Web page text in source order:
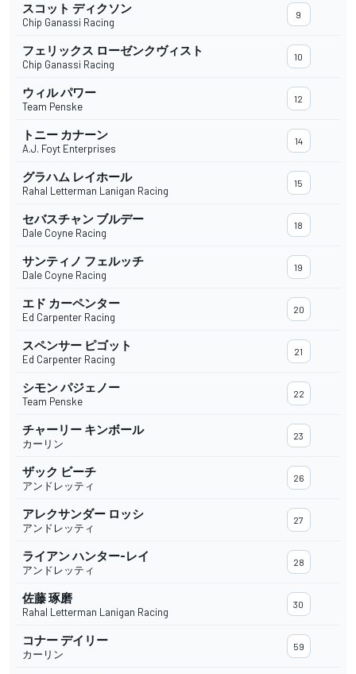
スコット ディクソン
Chip Ganassi Racing
9
フェリックス ローゼンクヴィスト
Chip Ganassi Racing
10
ウィル パワー
Team Penske
12
トニー カナーン
A.J. Foyt Enterprises
14
グラハム レイホール
Rahal Letterman Lanigan Racing
15
セバスチャン ブルデー
Dale Coyne Racing
18
サンティノ フェルッチ
Dale Coyne Racing
19
エド カーペンター
Ed Carpenter Racing
20
スペンサー ピゴット
Ed Carpenter Racing
21
シモン パジェノー
Team Penske
22
チャーリー キンボール
カーリン
23
ザック ビーチ
アンドレッティ
26
アレクサンダー ロッシ
アンドレッティ
27
ライアン ハンター-レイ
アンドレッティ
28
佐藤 琢磨
Rahal Letterman Lanigan Racing
30
コナー デイリー
カーリン
59